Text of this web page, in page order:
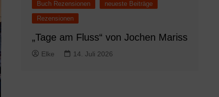
Buch Rezensionen
neueste Beiträge
Rezensionen
„Tage am Fluss“ von Jochen Mariss
Elke 14. Juli 2026